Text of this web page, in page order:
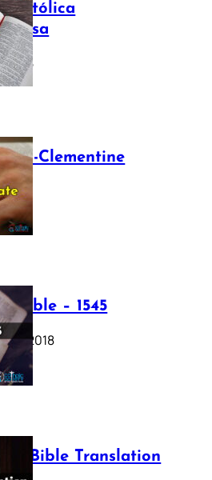
Católica
2025
Clementine
2025
Bible – 1545
17, 2018
Bible Translation